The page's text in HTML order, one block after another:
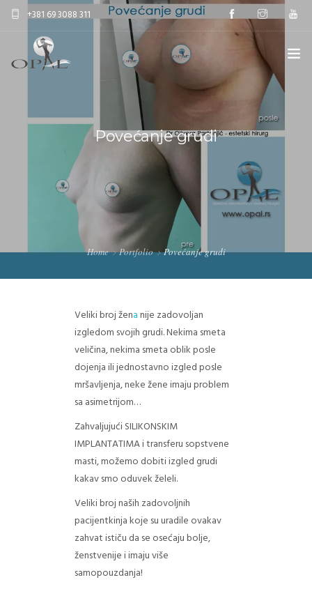
+381 69 3088 311
ESTETSKA HIRURGIJA
ANTIAGE TRETMANI
EDUKACIJE
O NAMA
ZAKAŽITE PREGLED
Povećanje grudi
Home Portfolio Povećanje grudi
Veliki broj ženanije zadovoljan
izgledom svojih grudi. Nekima smeta
veličina, nekima smeta oblik posle
dojenja ili jednostavno izgled posle
mršavljenja, neke žene imaju problem
sa asimetrijom…
Zahvaljujući SILIKONSKIM
IMPLANTATIMA i transferu sopstvene
masti, možemo dobiti izgled grudi
kakav smo oduvek želeli.
Veliki broj naših zadovoljnih
pacijentkinja koje su uradile ovakav
zahvat ističu da se osećaju bolje,
ženstvenije i imaju više
samopouzdanja!